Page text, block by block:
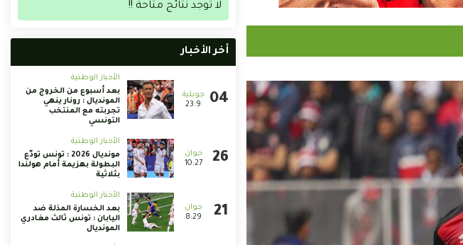
لا توجد نتائج متاحة !!
أخر الأخبار
23:9
الأخبار الوطنية
بعد أسبوع من الخروج من
المونديال : رونار ينهي
تجربته مع المنتخب
التونسي
10:27
الأخبار الوطنية
مونديال 2026 : تونس تودّع
البطولة بهزيمة أمام هولندا
بثلاثية
8:29
الأخبار الوطنية
بعد الخسارة المذلة ضد
اليابان : تونس ثالث مغادري
المونديال